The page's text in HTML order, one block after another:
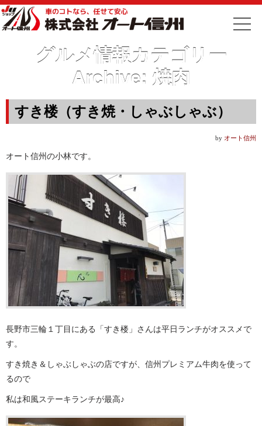
グルメ情報カテゴリー
Archive: 焼肉
すき楼（すき焼・しゃぶしゃぶ）
by オート信州
オート信州の小林です。
長野市三輪１丁目にある「すき楼」さんは平日ランチがオススメで
す。
すき焼き＆しゃぶしゃぶの店ですが、信州プレミアム牛肉を使って
るので
私は和風ステーキランチが最高♪